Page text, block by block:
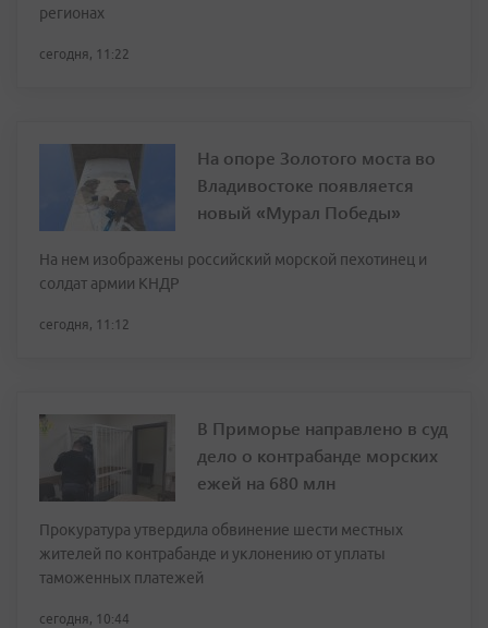
регионах
сегодня, 11:22
На опоре Золотого моста во
Владивостоке появляется
новый «Мурал Победы»
На нем изображены российский морской пехотинец и
солдат армии КНДР
сегодня, 11:12
В Приморье направлено в суд
дело о контрабанде морских
ежей на 680 млн
Прокуратура утвердила обвинение шести местных
жителей по контрабанде и уклонению от уплаты
таможенных платежей
сегодня, 10:44